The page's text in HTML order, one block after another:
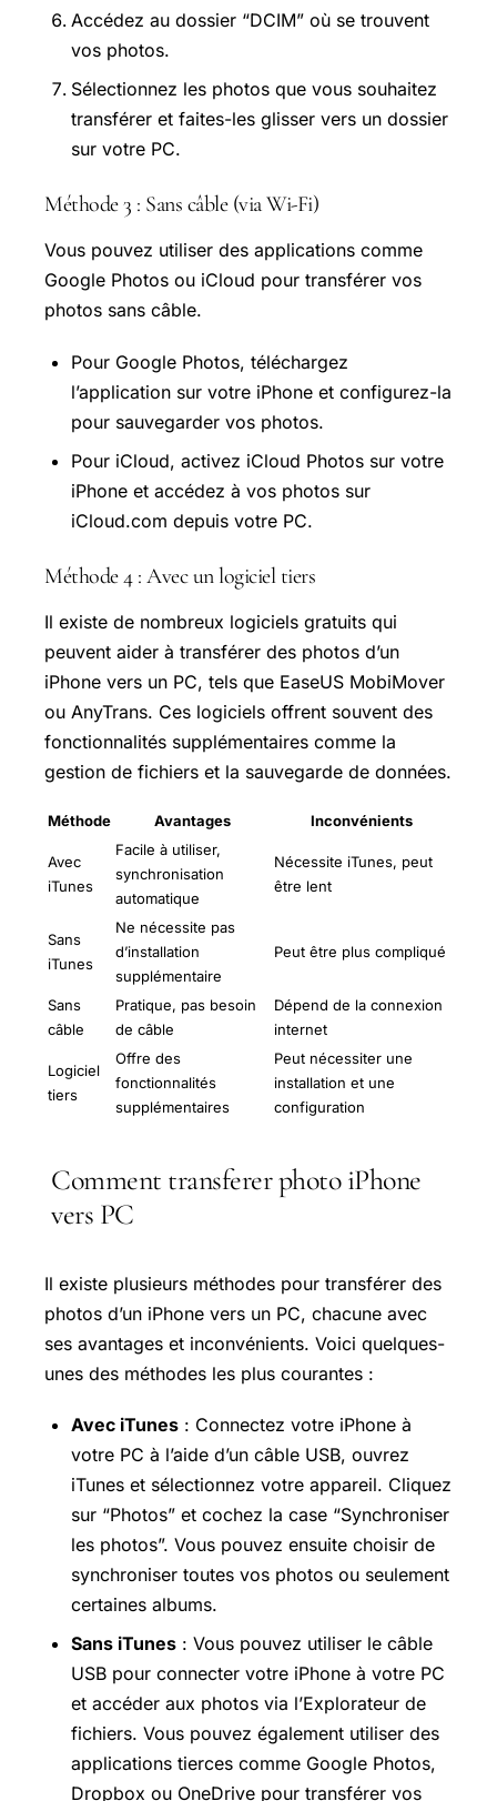
Accédez au dossier “DCIM” où se trouvent
vos photos.
Sélectionnez les photos que vous souhaitez
transférer et faites-les glisser vers un dossier
sur votre PC.
Méthode 3 : Sans câble (via Wi-Fi)
Vous pouvez utiliser des applications comme
Google Photos ou iCloud pour transférer vos
photos sans câble.
Pour Google Photos, téléchargez
l’application sur votre iPhone et configurez-la
pour sauvegarder vos photos.
Pour iCloud, activez iCloud Photos sur votre
iPhone et accédez à vos photos sur
iCloud.com depuis votre PC.
Méthode 4 : Avec un logiciel tiers
Il existe de nombreux logiciels gratuits qui
peuvent aider à transférer des photos d’un
iPhone vers un PC, tels que EaseUS MobiMover
ou AnyTrans. Ces logiciels offrent souvent des
fonctionnalités supplémentaires comme la
gestion de fichiers et la sauvegarde de données.
Méthode Avantages Inconvénients
Avec
iTunes
Facile à utiliser,
synchronisation
automatique
Nécessite iTunes, peut
être lent
Sans
iTunes
Ne nécessite pas
d’installation
supplémentaire
Peut être plus compliqué
Sans
câble
Pratique, pas besoin
de câble
Dépend de la connexion
internet
Logiciel
tiers
Offre des
fonctionnalités
supplémentaires
Peut nécessiter une
installation et une
configuration
Comment transferer photo iPhone
vers PC
Il existe plusieurs méthodes pour transférer des
photos d’un iPhone vers un PC, chacune avec
ses avantages et inconvénients. Voici quelques-
unes des méthodes les plus courantes :
Avec iTunes : Connectez votre iPhone à
votre PC à l’aide d’un câble USB, ouvrez
iTunes et sélectionnez votre appareil. Cliquez
sur “Photos” et cochez la case “Synchroniser
les photos”. Vous pouvez ensuite choisir de
synchroniser toutes vos photos ou seulement
certaines albums.
Sans iTunes : Vous pouvez utiliser le câble
USB pour connecter votre iPhone à votre PC
et accéder aux photos via l’Explorateur de
fichiers. Vous pouvez également utiliser des
applications tierces comme Google Photos,
Dropbox ou OneDrive pour transférer vos